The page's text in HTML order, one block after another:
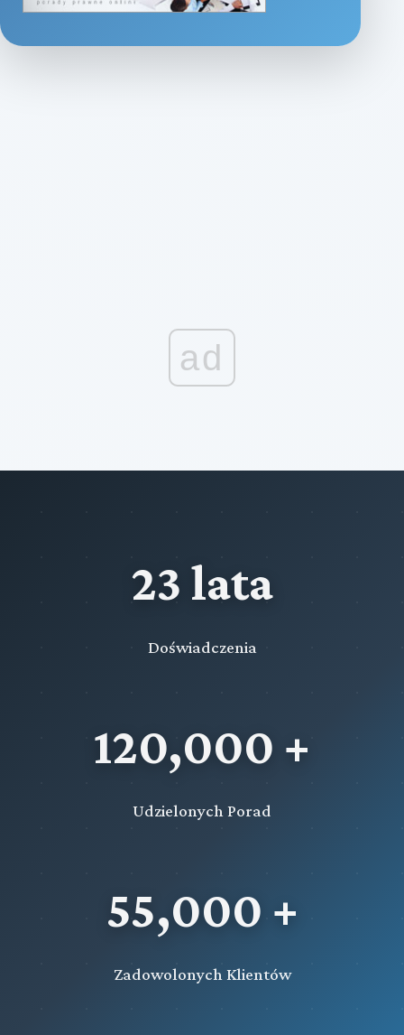
ad
23 lata
Doświadczenia
120,000 +
Udzielonych Porad
55,000 +
Zadowolonych Klientów